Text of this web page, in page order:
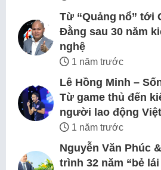
Từ “Quảng nổ” tới
Đằng sau 30 năm
nghệ
1 năm trước
Lê Hồng Minh –
Từ game thủ đến
người lao động Việt
1 năm trước
Nguyễn Văn Phúc
trình 32 năm “bẻ